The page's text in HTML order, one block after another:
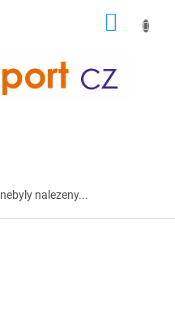
nebyly nalezeny...